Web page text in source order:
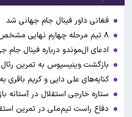
فغانی داور فینال جام جهانی شد
ادعای ال‌‍موندو درباره فینال جام جهانی ۲۰۲۶؛ خبری از
بازگشت وینیسیوس به تمرین
کنایه‌های علی دایی و کریم باقری به
ستاره خارجی استقلال در آستانه
دفاع راست تیم‌ملی در تمرین